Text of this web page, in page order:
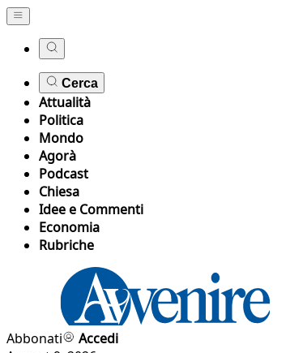
Cerca
Attualità
Politica
Mondo
Agorà
Podcast
Chiesa
Idee e Commenti
Economia
Rubriche
Abbonati
Accedi